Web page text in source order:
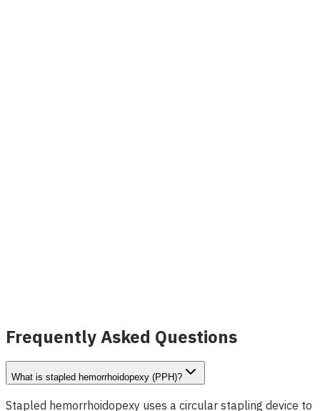
Frequently Asked Questions
What is stapled hemorrhoidopexy (PPH)?
Stapled hemorrhoidopexy uses a circular stapling device to